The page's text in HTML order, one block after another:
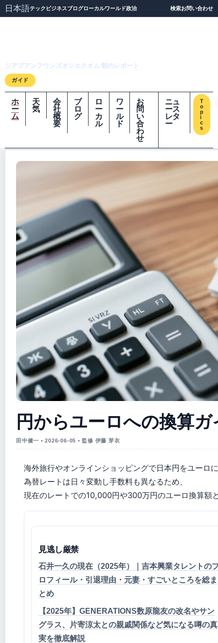
日本語テック ビジネスブログローカルワールド政治 検索お問い合わせ
ジアプアンフウンズオンエクオム 朝のレポート
ガイド
ホ
ー
ム
天
気
会
社
概
要
ブ
ロ
グ
ロ
ー
カ
ル
ワ
ー
ル
ド
お
問
い
合
わ
せ
ニュ
ース
レタ
ー
T
o
p
i
c
s
円からユーロへの換算
田中健一 • 2026-06-05 • 監修 伊藤 芽衣
海外旅行やオンラインショッピングで日本円をユーロ
為替レートは日々変動し手数料も異なるため、
現在のレートでの10,000円や300万円のユーロ換算額
見逃し厳禁
石井一久の現在（2025年）｜吉本興業タレントの
ロフィール・引退理由・元妻・すごいところを総ま
とめ
【2025年】GENERATIONS数原龍友の改名やサン
グラス、片寄涼太との親戚関係など気になる噂の真
実を徹底解説